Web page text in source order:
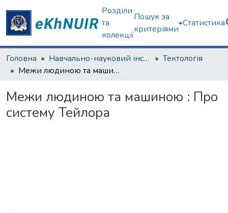
Розділи
та
колекції
Пошук за
критеріями
Статистика
Головна Навчально-науковий інститут філософії, культурології, політології
Тектологія
Межи людиною та машиною : Про систему Тейлора
Межи людиною та машиною : Про
систему Тейлора